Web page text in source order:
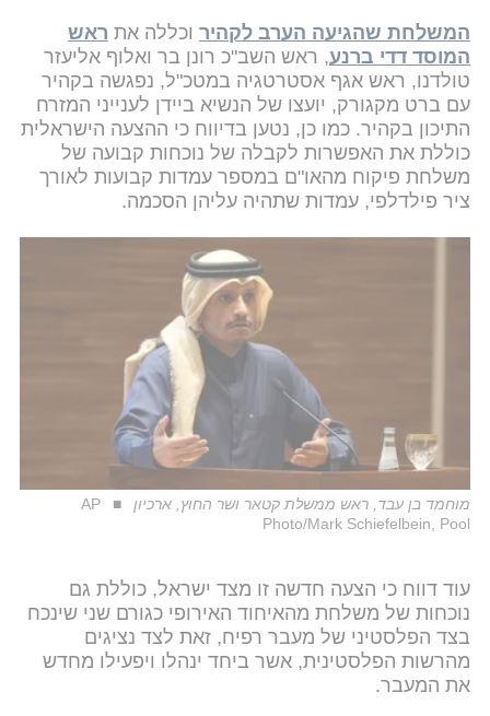
המשלחת שהגיעה הערב לקהיר וכללה את ראש
המוסד דדי ברנע, ראש השב"כ רונן בר ואלוף אליעזר
טולדנו, ראש אגף אסטרטגיה במטכ"ל, נפגשה בקהיר
עם ברט מקגורק, יועצו של הנשיא ביידן לענייני המזרח
התיכון בקהיר. כמו כן, נטען בדיווח כי ההצעה הישראלית
כוללת את האפשרות לקבלה של נוכחות קבועה של
משלחת פיקוח מהאו"ם במספר עמדות קבועות לאורך
ציר פילדלפי, עמדות שתהיה עליהן הסכמה.
מוחמד בן עבד, ראש ממשלת קטאר ושר החוץ, ארכיון
AP
Photo/Mark Schiefelbein, Pool
עוד דווח כי הצעה חדשה זו מצד ישראל, כוללת גם
נוכחות של משלחת מהאיחוד האירופי כגורם שני שינכח
בצד הפלסטיני של מעבר רפיח, זאת לצד נציגים
מהרשות הפלסטינית, אשר ביחד ינהלו ויפעילו מחדש
את המעבר.